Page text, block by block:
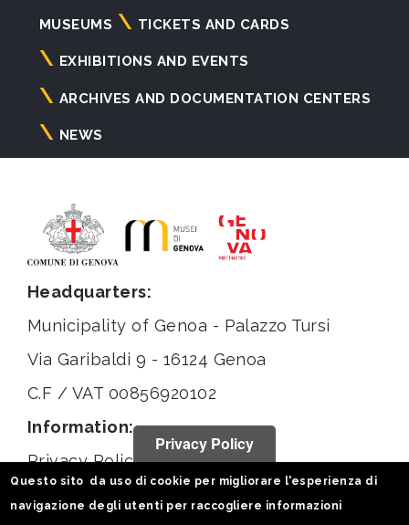
Navigazione
principale
MUSEUMS TICKETS AND CARDS
EXHIBITIONS AND EVENTS
ARCHIVES AND DOCUMENTATION CENTERS
NEWS
Headquarters:
Municipality of Genoa - Palazzo Tursi
Via Garibaldi 9 - 16124 Genoa
C.F / VAT 00856920102
Information:
Privacy Policy
Privacy Policy
Questo sito da uso di cookie per migliorare l'esperienza di
navigazione degli utenti per raccogliere informazioni